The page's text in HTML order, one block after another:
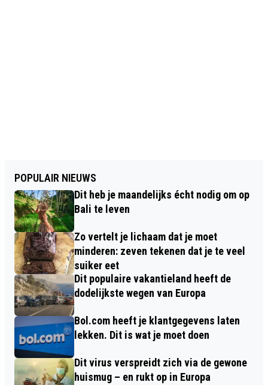
POPULAIR NIEUWS
Dit heb je maandelijks écht nodig om op
Bali te leven
Zo vertelt je lichaam dat je moet
minderen: zeven tekenen dat je te veel
suiker eet
Dit populaire vakantieland heeft de
dodelijkste wegen van Europa
Bol.com heeft je klantgegevens laten
lekken. Dit is wat je moet doen
Dit virus verspreidt zich via de gewone
huismug – en rukt op in Europa